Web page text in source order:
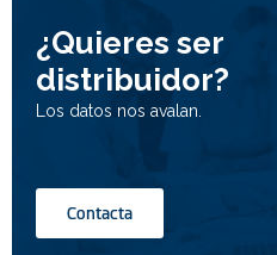
ness Center 6/25
34363 –Sisli– Istanbul
Mail:
¿Quieres ser
distribuidor?
Los datos nos avalan.
Contacta